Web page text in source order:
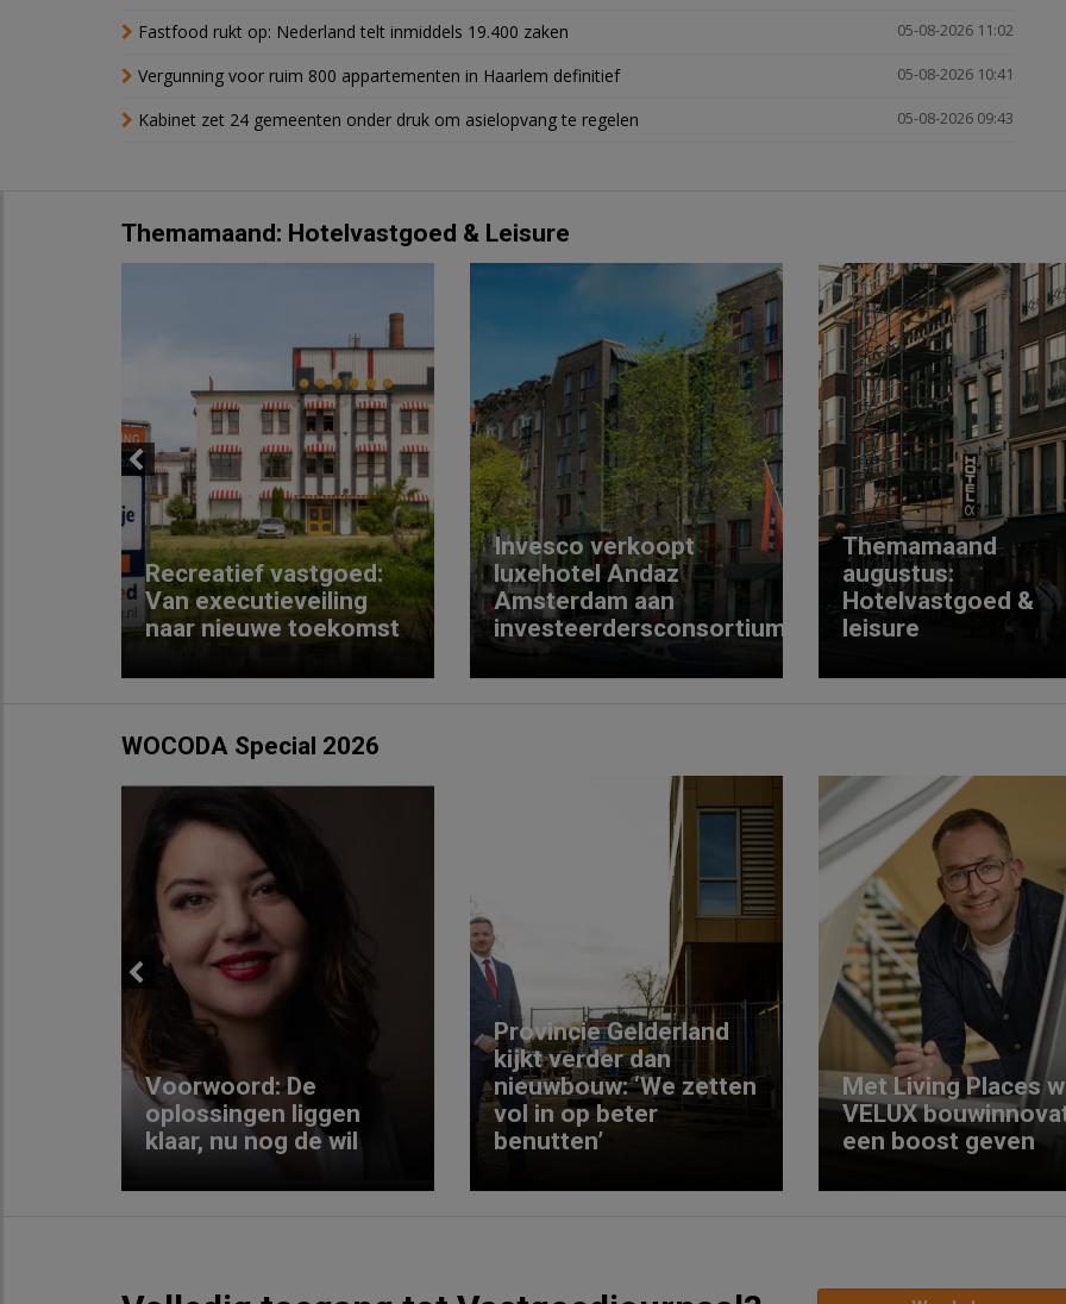
05-08-2026 11:02
Fastfood rukt op: Nederland telt inmiddels 19.400 zaken
05-08-2026 10:41
Vergunning voor ruim 800 appartementen in Haarlem definitief
05-08-2026 09:43
Kabinet zet 24 gemeenten onder druk om asielopvang te regelen
Themamaand: Hotelvastgoed & Leisure
Previous
Recreatief vastgoed:
Van executieveiling
naar nieuwe toekomst
Invesco verkoopt
luxehotel Andaz
Amsterdam aan
investeerdersconsortium
Themamaand
augustus:
Hotelvastgoed &
leisure
WOCODA Special 2026
Previous
Voorwoord: De
oplossingen liggen
klaar, nu nog de wil
Provincie Gelderland
kijkt verder dan
nieuwbouw: ‘We zetten
vol in op beter
benutten’
Met Living Places
VELUX
een boost geven